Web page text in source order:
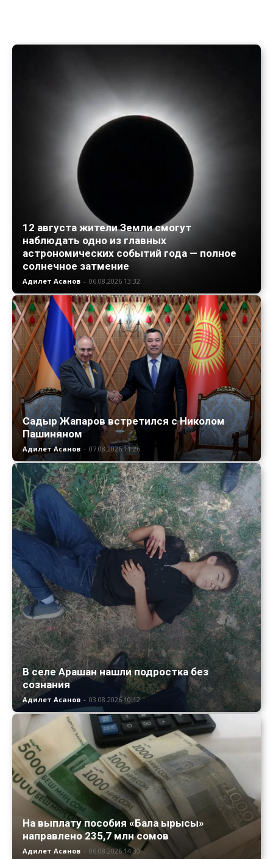
12 августа жители Земли смогут
наблюдать одно из главных
астрономических событий года — полное
солнечное затмение
Адилет Асанов - 06.08.2026 13:32
Садыр Жапаров встретился с Николом
Пашиняном
Адилет Асанов - 07.08.2026 11:26
В селе Арашан нашли подростка без
сознания
Адилет Асанов - 03.08.2026 10:12
На выплату пособия «Бала ырысы»
направлено 235,7 млн сомов
Адилет Асанов - 06.08.2026 14:30